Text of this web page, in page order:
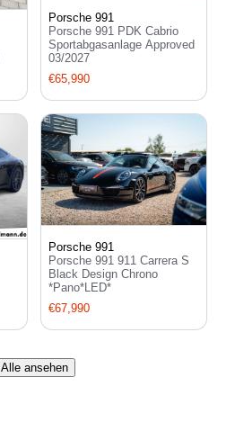
Porsche 991
Porsche 991 PDK Cabrio
Sportabgasanlage Approved
03/2027
€65,990
Porsche 991
Porsche 991 911 Carrera S
Black Design Chrono
*Pano*LED*
€67,990
Alle ansehen